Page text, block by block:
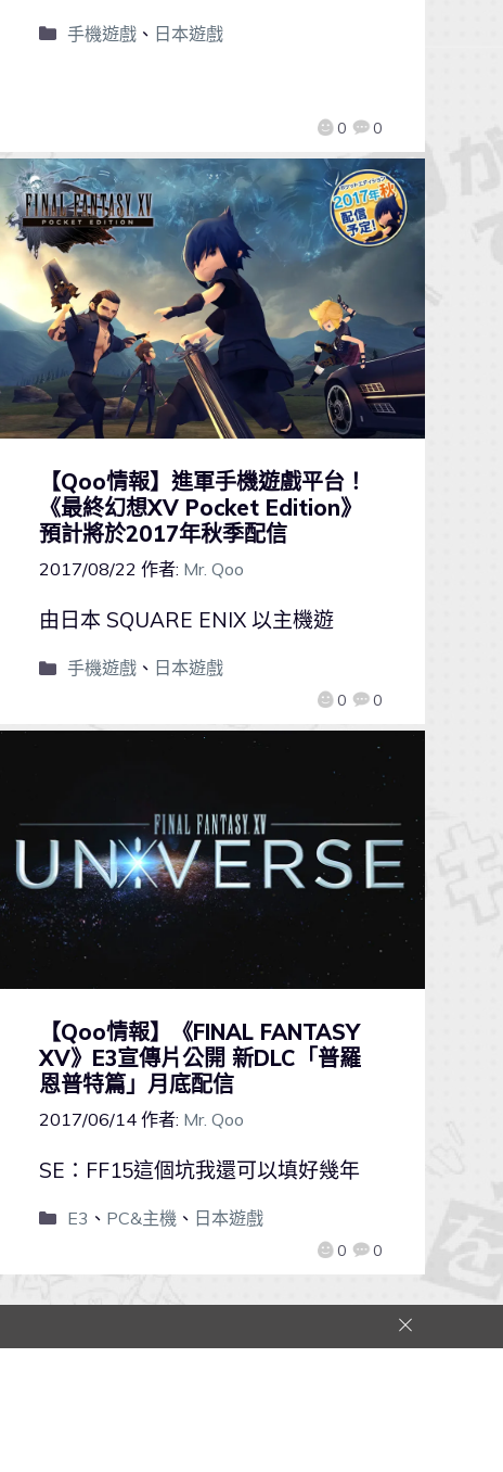
0 0
手機遊戲、 日本遊戲
【Qoo情報】進軍手機遊戲平台！
《最終幻想XV Pocket Edition》
預計將於2017年秋季配信
2017/08/22 作者: Mr. Qoo
0 0
由日本 SQUARE ENIX 以主機遊
手機遊戲、 日本遊戲
【Qoo情報】《FINAL FANTASY
XV》E3宣傳片公開 新DLC「普羅
恩普特篇」月底配信
2017/06/14 作者: Mr. Qoo
0 0
SE：FF15這個坑我還可以填好幾年
E3 、 PC&主機、 日本遊戲